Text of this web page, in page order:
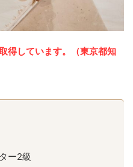
得しています。（東京都知
ー2級